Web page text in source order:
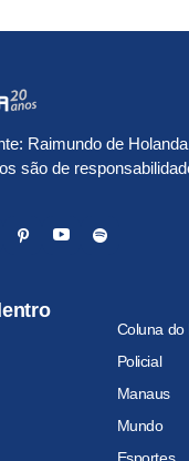
Raimundo de Holanda
são de
Coluna do
Policial
Manaus
Mundo
Esportes